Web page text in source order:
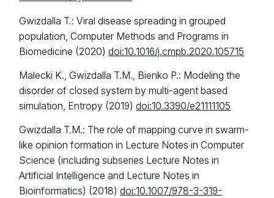
Gwizdalla T.: Viral disease spreading in grouped
population, Computer Methods and Programs in
Biomedicine (2020)doi:10.1016/j.cmpb.2020.105715
Malecki K., Gwizdalla T.M., Bienko P.: Modeling the
disorder of closed system by multi-agent based
simulation, Entropy (2019)doi:10.3390/e21111105
Gwizdalla T.M.: The role of mapping curve in swarm-
like opinion formation in Lecture Notes in Computer
Science (including subseries Lecture Notes in
Artificial Intelligence and Lecture Notes in
Bioinformatics) (2018)doi:10.1007/978-3-319-